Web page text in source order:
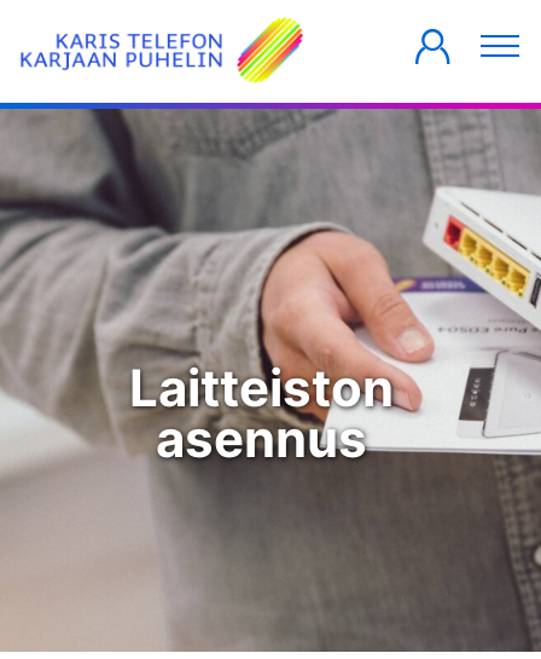
YRITYKSILLE
Laitteiston
asennus